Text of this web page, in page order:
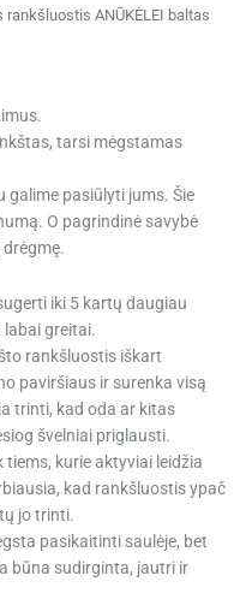
rankšluostis ANŪKĖLEI baltas
tarsi mėgstamas
galime pasiūlyti jums. Šie
O pagrindinė savybė
iki 5 kartų daugiau
greitai.
rankšluostis iškart
paviršiaus ir surenka visą
trinti, kad oda ar kitas
švelniai priglausti.
kurie aktyviai leidžia
kad rankšluostis ypač
jo trinti.
pasikaitinti saulėje, bet
būna sudirginta, jautri ir